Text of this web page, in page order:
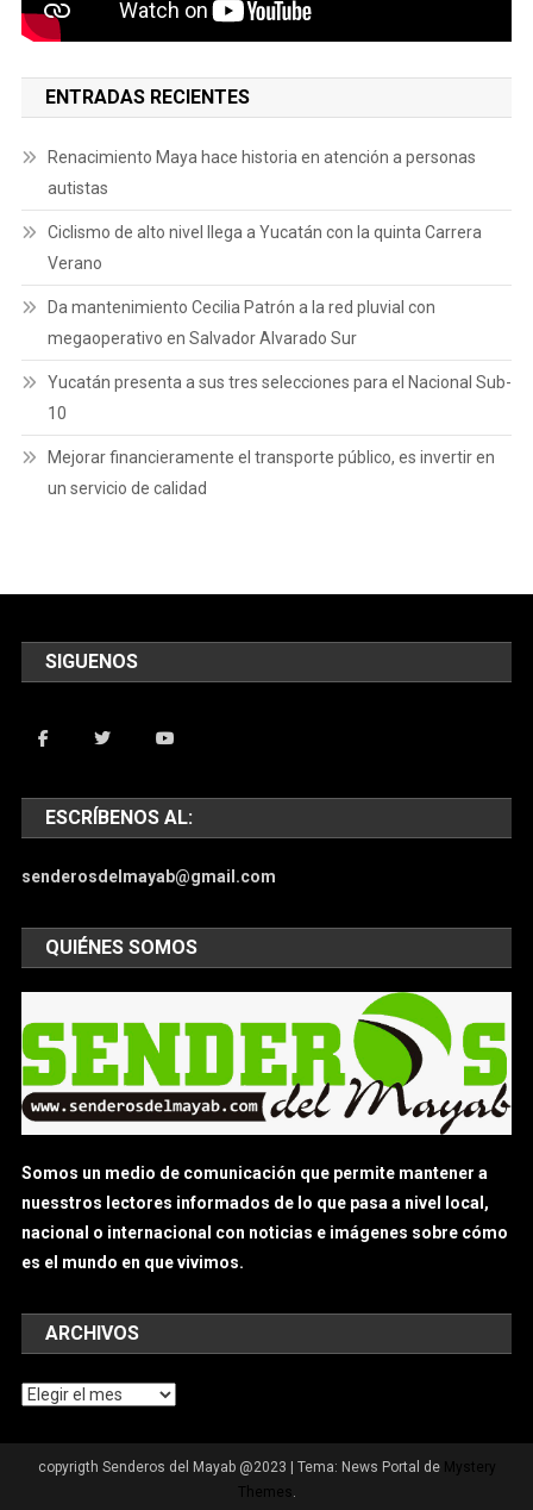
ENTRADAS RECIENTES
Renacimiento Maya hace historia en atención a personas
autistas
Ciclismo de alto nivel llega a Yucatán con la quinta Carrera
Verano
Da mantenimiento Cecilia Patrón a la red pluvial con
megaoperativo en Salvador Alvarado Sur
Yucatán presenta a sus tres selecciones para el Nacional Sub-
10
Mejorar financieramente el transporte público, es invertir en
un servicio de calidad
SIGUENOS
ESCRÍBENOS AL:
senderosdelmayab@gmail.com
QUIÉNES SOMOS
Somos un medio de comunicación que permite mantener a
nuesstros lectores informados de lo que pasa a nivel local,
nacional o internacional con noticias e imágenes sobre cómo
es el mundo en que vivimos.
ARCHIVOS
Archivos
copyrigth Senderos del Mayab @2023 Tema: News Portal de Mystery
Themes .